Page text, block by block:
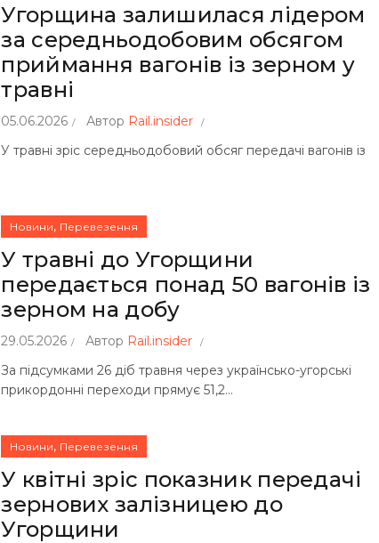
Угорщина залишилася лідером
за середньодобовим обсягом
приймання вагонів із зерном у
травні
05.06.2026 Автор Rail.insider
У травні зріс середньодобовий обсяг передачі вагонів із
Новини, Перевезення
У травні до Угорщини
передається понад 50 вагонів із
зерном на добу
29.05.2026 Автор Rail.insider
За підсумками 26 діб травня через українсько-угорські
прикордонні переходи прямує 51,2...
Новини, Перевезення
У квітні зріс показник передачі
зернових залізницею до
Угорщини